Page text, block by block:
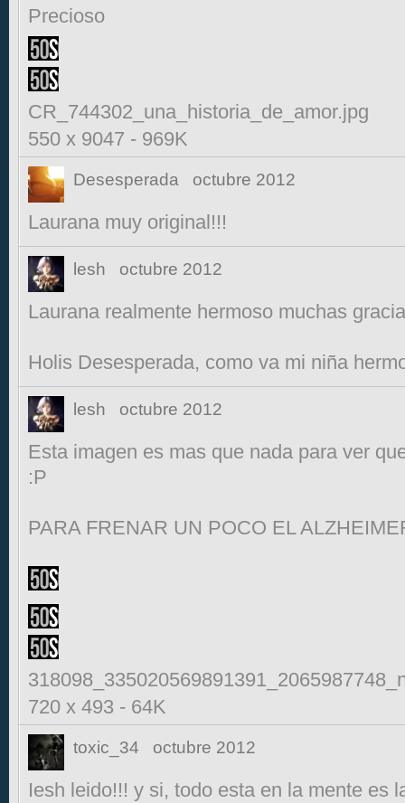
Precioso
CR_744302_una_historia_de_amor.jpg
550 x 9047 - 969K
Desesperada octubre 2012
Laurana muy original!!!
lesh octubre 2012
Laurana realmente hermoso muchas
Holis Desesperada, como va mi niña
lesh octubre 2012
Esta imagen es mas que nada para ver
:P
PARA FRENAR UN POCO EL
720 x 493 - 64K
toxic_34 octubre 2012
Iesh leido!!! y si, todo esta en la mente es